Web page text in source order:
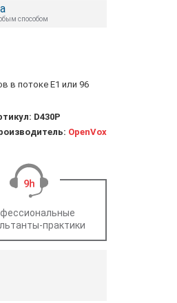
способом
в потоке E1 или 96
D430P
OpenVox
практики